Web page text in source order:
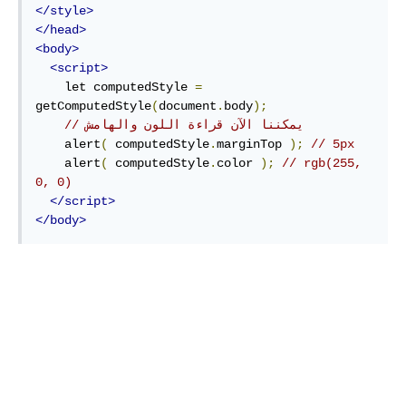
</style>
</head>
<body>
<script>
    let computedStyle
=
getComputedStyle(document . body);
    alert
( computedStyle.marginTop );
// 5px
    alert
( computedStyle. color );
// rgb(255,
0, 0)
</script>
</body>